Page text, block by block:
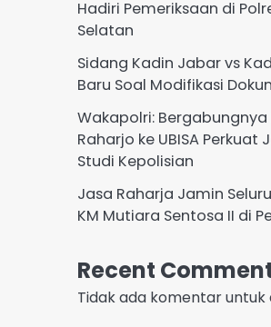
Hadiri Pemeriksaan di
Selatan
Sidang Kadin Jabar vs
Baru Soal Modifikasi
Wakapolri: Bergabungnya
Raharjo ke UBISA Perkuat
Studi Kepolisian
Jasa Raharja Jamin
KM Mutiara Sentosa II di
Recent
Tidak ada komentar untuk